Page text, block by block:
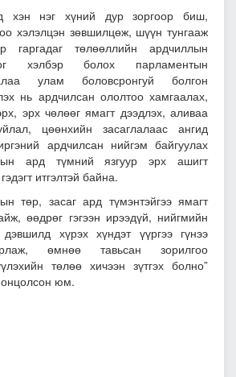
хэн нэг хүний дур зоргоор биш,
хэлэлцэн зөвшилцөж, шүүн тунгааж
гаргадаг төлөөллийн ардчиллын
хэлбэр болох парламентын
улам боловсронгуй болгон
нь ардчилсан ололтоо хамгаалах,
эрх чөлөөг ямагт дээдлэх, аливаа
цөөнхийн засаглалаас ангид
ардчилсан нийгэм байгуулах
ард түмний язгуур эрх ашигт
итгэлтэй байна.
төр, засаг ард түмэнтэйгээ ямагт
өөдрөг гэгээн ирээдүй, нийгмийн
дэвшилд хүрэх хүндэт үүргээ гүнээ
өмнөө тавьсан зорилгоо
төлөө хичээн зүтгэх болно”
юм.